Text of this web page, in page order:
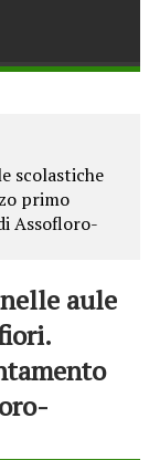
scolastiche
primo
Assofloro-
aule